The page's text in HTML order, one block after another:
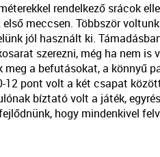
rendelkező srácok
meccsen. Többször
jól használt ki.
szerezni, még ha nem is
a befutásokat, a könnyű
pont volt a két csapat
bíztató volt a játék,
hogy mindenkivel